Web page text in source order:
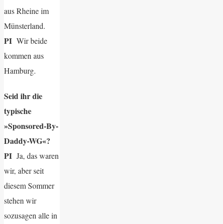
aus Rheine im
Münsterland.
PI Wir beide
kommen aus
Hamburg.
Seid ihr die
typische
»Sponsored-By-
Daddy-WG«?
PI Ja, das waren
wir, aber seit
diesem Sommer
stehen wir
sozusagen alle in